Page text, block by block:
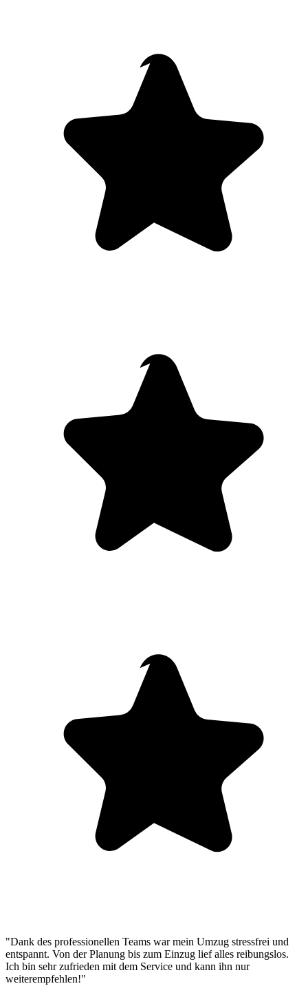
"Dank des professionellen Teams war mein Umzug stressfrei und
entspannt. Von der Planung bis zum Einzug lief alles reibungslos.
Ich bin sehr zufrieden mit dem Service und kann ihn nur
weiterempfehlen!"